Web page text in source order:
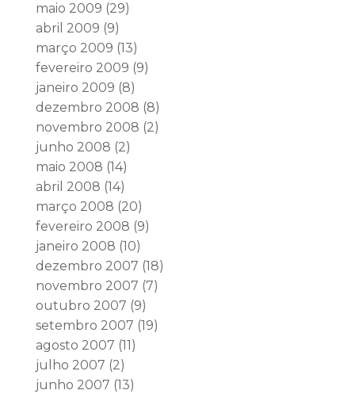
maio 2009 (29)
abril 2009 (9)
março 2009 (13)
fevereiro 2009 (9)
janeiro 2009 (8)
dezembro 2008 (8)
novembro 2008 (2)
junho 2008 (2)
maio 2008 (14)
abril 2008 (14)
março 2008 (20)
fevereiro 2008 (9)
janeiro 2008 (10)
dezembro 2007 (18)
novembro 2007 (7)
outubro 2007 (9)
setembro 2007 (19)
agosto 2007 (11)
julho 2007 (2)
junho 2007 (13)